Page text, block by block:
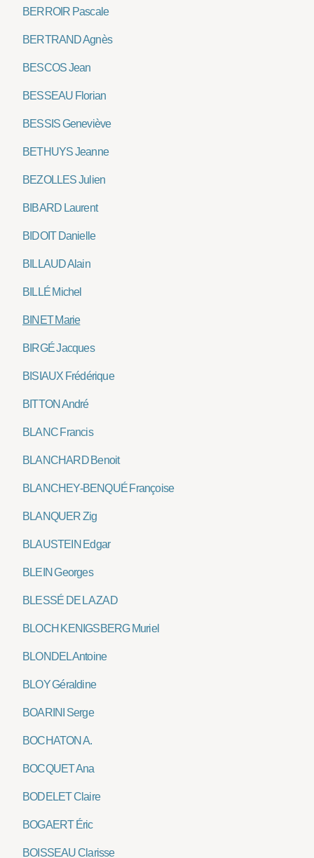
BERROIR Pascale
BERTRAND Agnès
BESCOS Jean
BESSEAU Florian
BESSIS Geneviève
BETHUYS Jeanne
BEZOLLES Julien
BIBARD Laurent
BIDOIT Danielle
BILLAUD Alain
BILLÉ Michel
BINET Marie
BIRGÉ Jacques
BISIAUX Frédérique
BITTON André
BLANC Francis
BLANCHARD Benoit
BLANCHEY-BENQUÉ Françoise
BLANQUER Zig
BLAUSTEIN Edgar
BLEIN Georges
BLESSÉ DE LA ZAD
BLOCH KENIGSBERG Muriel
BLONDEL Antoine
BLOY Géraldine
BOARINI Serge
BOCHATON A.
BOCQUET Ana
BODELET Claire
BOGAERT Éric
BOISSEAU Clarisse